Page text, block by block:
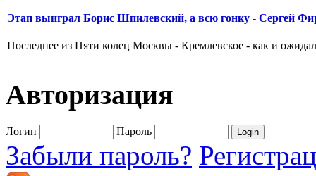
Этап выиграл Борис Шпилевский, а всю гонку - Сергей
Последнее из Пяти колец Москвы - Кремлевское - как и
Авторизация
Логин Пароль
Забыли пароль?